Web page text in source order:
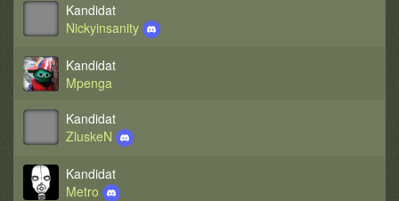
Kandidat
Nickyinsanity
Kandidat
Mpenga
Kandidat
ZluskeN
Kandidat
Metro